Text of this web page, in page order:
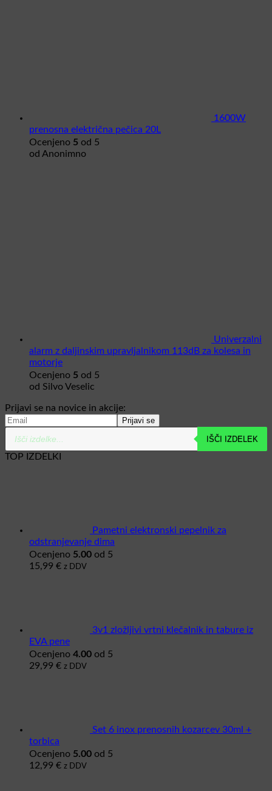
1600W
prenosna električna pečica 20L
Ocenjeno 5 od 5
od Anonimno
Univerzalni
alarm z daljinskim upravljalnikom 113dB za kolesa in
motorje
Ocenjeno 5 od 5
od Silvo Veselic
Prijavi se na novice in akcije:
Products
search
IŠČI IZDELEK
TOP IZDELKI
Pametni elektronski pepelnik za
odstranjevanje dima
Ocenjeno 5.00 od 5
15,99 € z DDV
3v1 zložljivi vrtni klečalnik in tabure iz
EVA pene
Ocenjeno 4.00 od 5
29,99 € z DDV
Set 6 inox prenosnih kozarcev 30ml +
torbica
Ocenjeno 5.00 od 5
12,99 € z DDV